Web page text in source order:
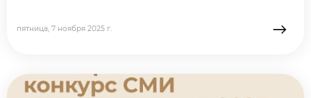
пятница, 7 ноября 2025 г. →